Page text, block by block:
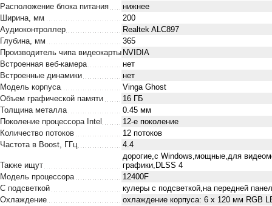
Расположение блока питания
нижнее
Ширина, мм
200
Аудиоконтроллер
Realtek ALC897
Глубина, мм
365
Производитель чипа видеокарты NVIDIA
Встроенная веб-камера
нет
Встроенные динамики
нет
Модель корпуса
Vinga Ghost
Объем графической памяти
16 ГБ
Толщина металла
0.45 мм
Поколение процессора Intel
12-е поколение
Количество потоков
12 потоков
Частота в Boost, ГГц
4.4
Также ищут
дорогие,с Windows,мощные,для
графики,DLSS 4
Модель процессора
12400F
С подсветкой
кулеры с подсветкой,на передней
Охлаждение
охлаждение корпуса: 6 x 120 мм RGB